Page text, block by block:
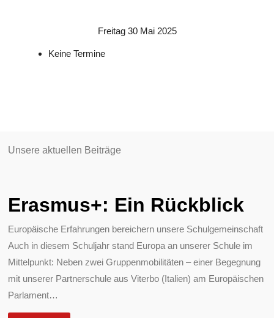
Freitag 30 Mai 2025
Keine Termine
Unsere aktuellen Beiträge
Erasmus+: Ein Rückblick
Europäische Erfahrungen bereichern unsere Schulgemeinschaft
Auch in diesem Schuljahr stand Europa an unserer Schule im
Mittelpunkt: Neben zwei Gruppenmobilitäten – einer Begegnung
mit unserer Partnerschule aus Viterbo (Italien) am Europäischen
Parlament…